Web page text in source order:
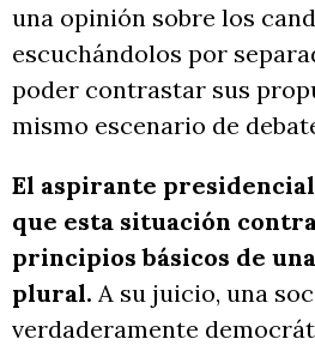
una opinión sobre los
escuchándolos por
poder contrastar sus
mismo escenario de
El aspirante
que esta situación
principios básicos de
plural. A su juicio, una
verdaderamente